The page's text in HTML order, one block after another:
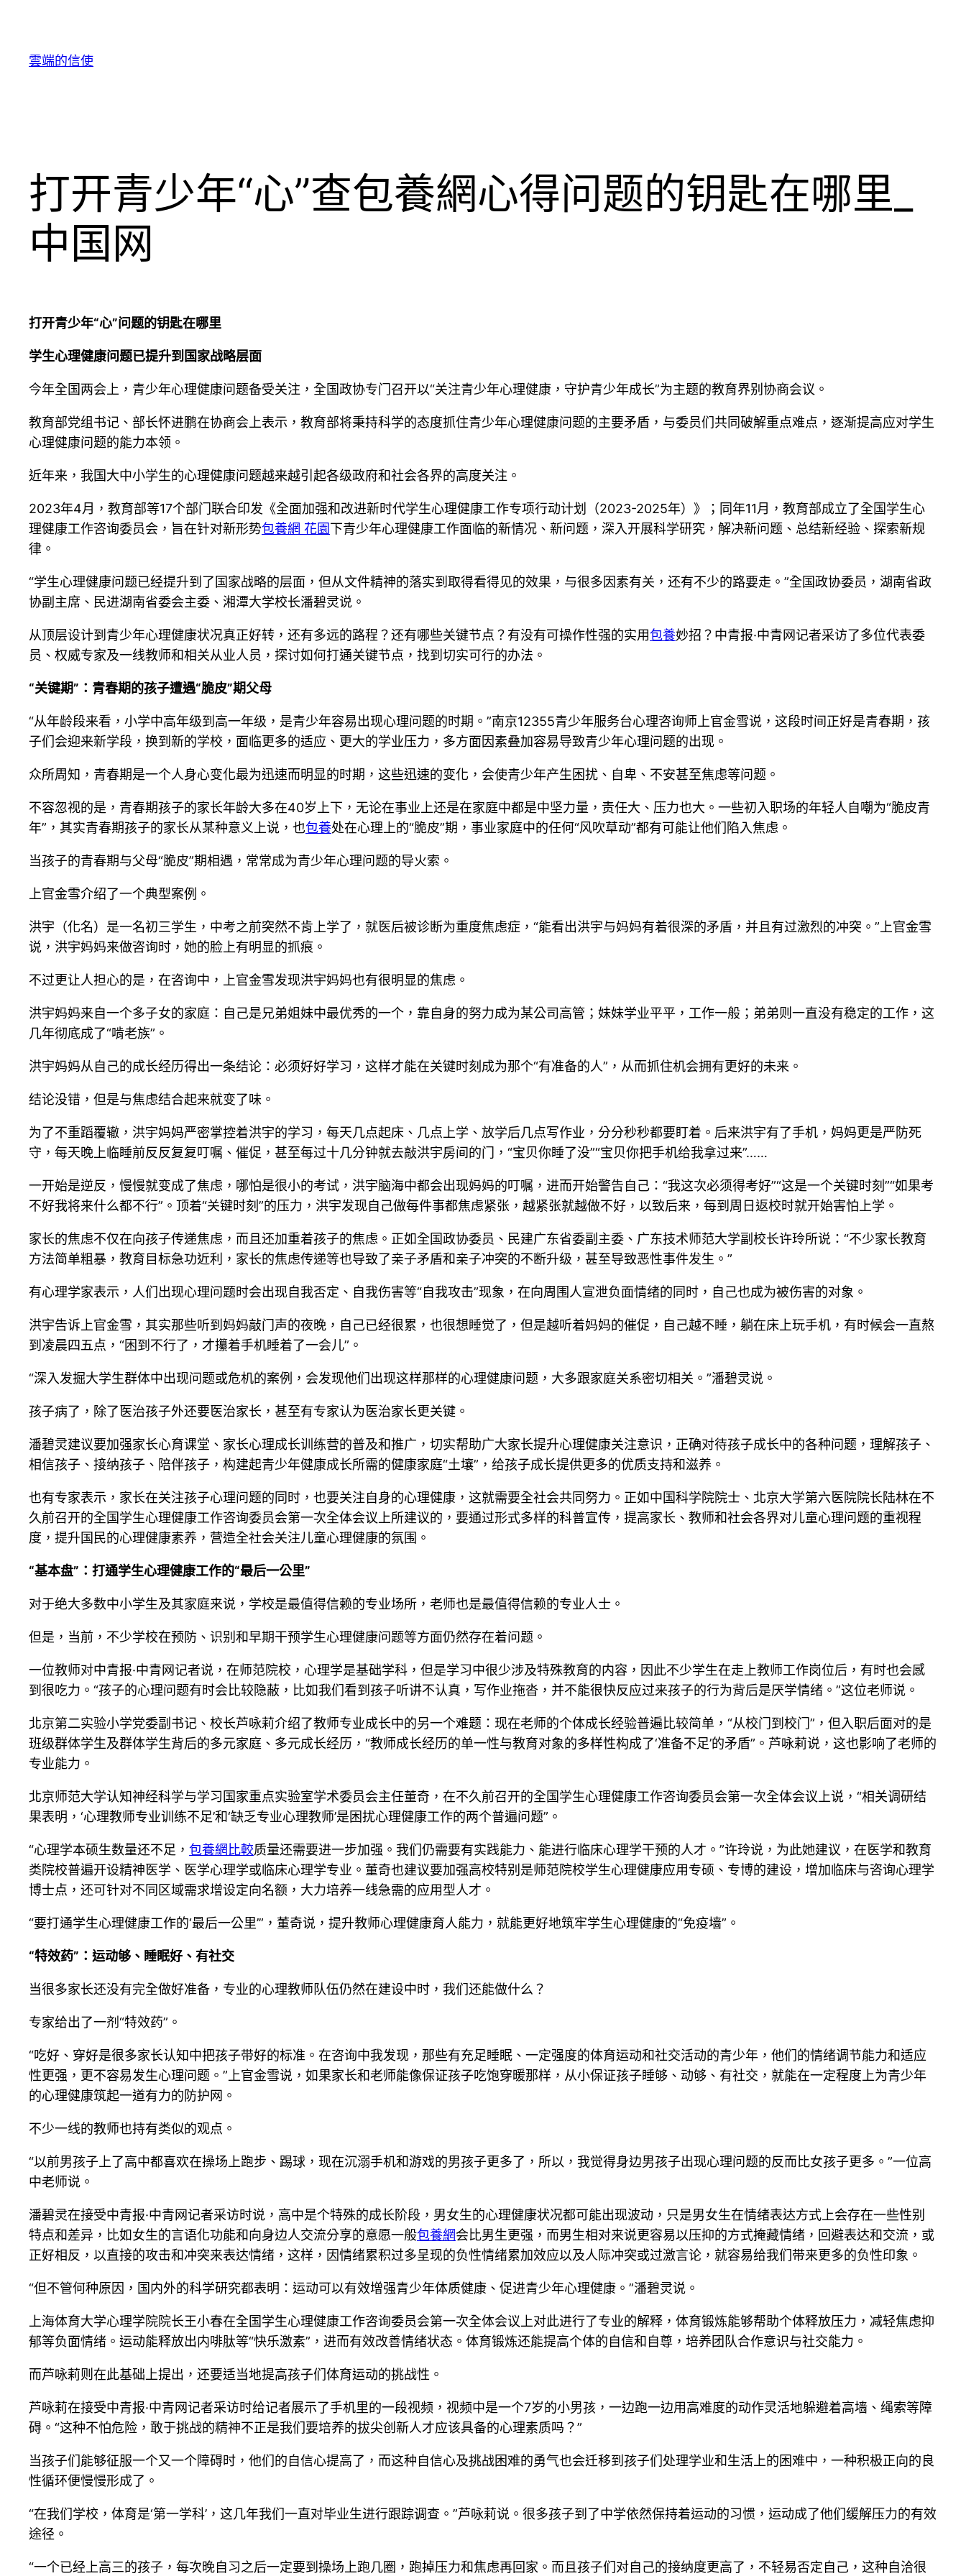
雲端的信使
打开青少年“心”查包養網心得问题的钥匙在哪里_
中国网
打开青少年“心”问题的钥匙在哪里
学生心理健康问题已提升到国家战略层面
今年全国两会上，青少年心理健康问题备受关注，全国政协专门召开以“关注青少年心理健康，守护青少年成长”为主题的教育界别协商会议。
教育部党组书记、部长怀进鹏在协商会上表示，教育部将秉持科学的态度抓住青少年心理健康问题的主要矛盾，与委员们共同破解重点难点，逐渐提高应对学生
心理健康问题的能力本领。
近年来，我国大中小学生的心理健康问题越来越引起各级政府和社会各界的高度关注。
2023年4月，教育部等17个部门联合印发《全面加强和改进新时代学生心理健康工作专项行动计划（2023-2025年）》；同年11月，教育部成立了全国学生心
理健康工作咨询委员会，旨在针对新形势包養網 花園下青少年心理健康工作面临的新情况、新问题，深入开展科学研究，解决新问题、总结新经验、探索新规
律。
“学生心理健康问题已经提升到了国家战略的层面，但从文件精神的落实到取得看得见的效果，与很多因素有关，还有不少的路要走。”全国政协委员，湖南省政
协副主席、民进湖南省委会主委、湘潭大学校长潘碧灵说。
从顶层设计到青少年心理健康状况真正好转，还有多远的路程？还有哪些关键节点？有没有可操作性强的实用包養妙招？中青报·中青网记者采访了多位代表委
员、权威专家及一线教师和相关从业人员，探讨如何打通关键节点，找到切实可行的办法。
“关键期”：青春期的孩子遭遇“脆皮”期父母
“从年龄段来看，小学中高年级到高一年级，是青少年容易出现心理问题的时期。”南京12355青少年服务台心理咨询师上官金雪说，这段时间正好是青春期，孩
子们会迎来新学段，换到新的学校，面临更多的适应、更大的学业压力，多方面因素叠加容易导致青少年心理问题的出现。
众所周知，青春期是一个人身心变化最为迅速而明显的时期，这些迅速的变化，会使青少年产生困扰、自卑、不安甚至焦虑等问题。
不容忽视的是，青春期孩子的家长年龄大多在40岁上下，无论在事业上还是在家庭中都是中坚力量，责任大、压力也大。一些初入职场的年轻人自嘲为“脆皮青
年”，其实青春期孩子的家长从某种意义上说，也包養处在心理上的“脆皮”期，事业家庭中的任何“风吹草动”都有可能让他们陷入焦虑。
当孩子的青春期与父母“脆皮”期相遇，常常成为青少年心理问题的导火索。
上官金雪介绍了一个典型案例。
洪宇（化名）是一名初三学生，中考之前突然不肯上学了，就医后被诊断为重度焦虑症，“能看出洪宇与妈妈有着很深的矛盾，并且有过激烈的冲突。”上官金雪
说，洪宇妈妈来做咨询时，她的脸上有明显的抓痕。
不过更让人担心的是，在咨询中，上官金雪发现洪宇妈妈也有很明显的焦虑。
洪宇妈妈来自一个多子女的家庭：自己是兄弟姐妹中最优秀的一个，靠自身的努力成为某公司高管；妹妹学业平平，工作一般；弟弟则一直没有稳定的工作，这
几年彻底成了“啃老族”。
洪宇妈妈从自己的成长经历得出一条结论：必须好好学习，这样才能在关键时刻成为那个“有准备的人”，从而抓住机会拥有更好的未来。
结论没错，但是与焦虑结合起来就变了味。
为了不重蹈覆辙，洪宇妈妈严密掌控着洪宇的学习，每天几点起床、几点上学、放学后几点写作业，分分秒秒都要盯着。后来洪宇有了手机，妈妈更是严防死
守，每天晚上临睡前反反复复叮嘱、催促，甚至每过十几分钟就去敲洪宇房间的门，“宝贝你睡了没”“宝贝你把手机给我拿过来”……
一开始是逆反，慢慢就变成了焦虑，哪怕是很小的考试，洪宇脑海中都会出现妈妈的叮嘱，进而开始警告自己：“我这次必须得考好”“这是一个关键时刻”“如果考
不好我将来什么都不行”。顶着“关键时刻”的压力，洪宇发现自己做每件事都焦虑紧张，越紧张就越做不好，以致后来，每到周日返校时就开始害怕上学。
家长的焦虑不仅在向孩子传递焦虑，而且还加重着孩子的焦虑。正如全国政协委员、民建广东省委副主委、广东技术师范大学副校长许玲所说：“不少家长教育
方法简单粗暴，教育目标急功近利，家长的焦虑传递等也导致了亲子矛盾和亲子冲突的不断升级，甚至导致恶性事件发生。”
有心理学家表示，人们出现心理问题时会出现自我否定、自我伤害等“自我攻击”现象，在向周围人宣泄负面情绪的同时，自己也成为被伤害的对象。
洪宇告诉上官金雪，其实那些听到妈妈敲门声的夜晚，自己已经很累，也很想睡觉了，但是越听着妈妈的催促，自己越不睡，躺在床上玩手机，有时候会一直熬
到凌晨四五点，“困到不行了，才攥着手机睡着了一会儿”。
“深入发掘大学生群体中出现问题或危机的案例，会发现他们出现这样那样的心理健康问题，大多跟家庭关系密切相关。”潘碧灵说。
孩子病了，除了医治孩子外还要医治家长，甚至有专家认为医治家长更关键。
潘碧灵建议要加强家长心育课堂、家长心理成长训练营的普及和推广，切实帮助广大家长提升心理健康关注意识，正确对待孩子成长中的各种问题，理解孩子、
相信孩子、接纳孩子、陪伴孩子，构建起青少年健康成长所需的健康家庭“土壤”，给孩子成长提供更多的优质支持和滋养。
也有专家表示，家长在关注孩子心理问题的同时，也要关注自身的心理健康，这就需要全社会共同努力。正如中国科学院院士、北京大学第六医院院长陆林在不
久前召开的全国学生心理健康工作咨询委员会第一次全体会议上所建议的，要通过形式多样的科普宣传，提高家长、教师和社会各界对儿童心理问题的重视程
度，提升国民的心理健康素养，营造全社会关注儿童心理健康的氛围。
“基本盘”：打通学生心理健康工作的“最后一公里”
对于绝大多数中小学生及其家庭来说，学校是最值得信赖的专业场所，老师也是最值得信赖的专业人士。
但是，当前，不少学校在预防、识别和早期干预学生心理健康问题等方面仍然存在着问题。
一位教师对中青报·中青网记者说，在师范院校，心理学是基础学科，但是学习中很少涉及特殊教育的内容，因此不少学生在走上教师工作岗位后，有时也会感
到很吃力。“孩子的心理问题有时会比较隐蔽，比如我们看到孩子听讲不认真，写作业拖沓，并不能很快反应过来孩子的行为背后是厌学情绪。”这位老师说。
北京第二实验小学党委副书记、校长芦咏莉介绍了教师专业成长中的另一个难题：现在老师的个体成长经验普遍比较简单，“从校门到校门”，但入职后面对的是
班级群体学生及群体学生背后的多元家庭、多元成长经历，“教师成长经历的单一性与教育对象的多样性构成了‘准备不足’的矛盾”。芦咏莉说，这也影响了老师的
专业能力。
北京师范大学认知神经科学与学习国家重点实验室学术委员会主任董奇，在不久前召开的全国学生心理健康工作咨询委员会第一次全体会议上说，“相关调研结
果表明，‘心理教师专业训练不足’和‘缺乏专业心理教师’是困扰心理健康工作的两个普遍问题”。
“心理学本硕生数量还不足， 包養網比較质量还需要进一步加强。我们仍需要有实践能力、能进行临床心理学干预的人才。”许玲说，为此她建议，在医学和教育
类院校普遍开设精神医学、医学心理学或临床心理学专业。董奇也建议要加强高校特别是师范院校学生心理健康应用专硕、专博的建设，增加临床与咨询心理学
博士点，还可针对不同区域需求增设定向名额，大力培养一线急需的应用型人才。
“要打通学生心理健康工作的‘最后一公里’”，董奇说，提升教师心理健康育人能力，就能更好地筑牢学生心理健康的“免疫墙”。
“特效药”：运动够、睡眠好、有社交
当很多家长还没有完全做好准备，专业的心理教师队伍仍然在建设中时，我们还能做什么？
专家给出了一剂“特效药”。
“吃好、穿好是很多家长认知中把孩子带好的标准。在咨询中我发现，那些有充足睡眠、一定强度的体育运动和社交活动的青少年，他们的情绪调节能力和适应
性更强，更不容易发生心理问题。”上官金雪说，如果家长和老师能像保证孩子吃饱穿暖那样，从小保证孩子睡够、动够、有社交，就能在一定程度上为青少年
的心理健康筑起一道有力的防护网。
不少一线的教师也持有类似的观点。
“以前男孩子上了高中都喜欢在操场上跑步、踢球，现在沉溺手机和游戏的男孩子更多了，所以，我觉得身边男孩子出现心理问题的反而比女孩子更多。”一位高
中老师说。
潘碧灵在接受中青报·中青网记者采访时说，高中是个特殊的成长阶段，男女生的心理健康状况都可能出现波动，只是男女生在情绪表达方式上会存在一些性别
特点和差异，比如女生的言语化功能和向身边人交流分享的意愿一般包養網会比男生更强，而男生相对来说更容易以压抑的方式掩藏情绪，回避表达和交流，或
正好相反，以直接的攻击和冲突来表达情绪，这样，因情绪累积过多呈现的负性情绪累加效应以及人际冲突或过激言论，就容易给我们带来更多的负性印象。
“但不管何种原因，国内外的科学研究都表明：运动可以有效增强青少年体质健康、促进青少年心理健康。”潘碧灵说。
上海体育大学心理学院院长王小春在全国学生心理健康工作咨询委员会第一次全体会议上对此进行了专业的解释，体育锻炼能够帮助个体释放压力，减轻焦虑抑
郁等负面情绪。运动能释放出内啡肽等“快乐激素”，进而有效改善情绪状态。体育锻炼还能提高个体的自信和自尊，培养团队合作意识与社交能力。
而芦咏莉则在此基础上提出，还要适当地提高孩子们体育运动的挑战性。
芦咏莉在接受中青报·中青网记者采访时给记者展示了手机里的一段视频，视频中是一个7岁的小男孩，一边跑一边用高难度的动作灵活地躲避着高墙、绳索等障
碍。“这种不怕危险，敢于挑战的精神不正是我们要培养的拔尖创新人才应该具备的心理素质吗？”
当孩子们能够征服一个又一个障碍时，他们的自信心提高了，而这种自信心及挑战困难的勇气也会迁移到孩子们处理学业和生活上的困难中，一种积极正向的良
性循环便慢慢形成了。
“在我们学校，体育是‘第一学科’，这几年我们一直对毕业生进行跟踪调查。”芦咏莉说。很多孩子到了中学依然保持着运动的习惯，运动成了他们缓解压力的有效
途径。
“一个已经上高三的孩子，每次晚自习之后一定要到操场上跑几圈，跑掉压力和焦虑再回家。而且孩子们对自己的接纳度更高了，不轻易否定自己，这种自洽很